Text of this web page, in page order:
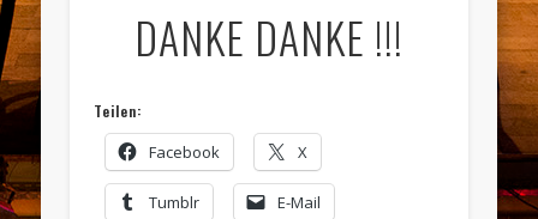
DANKE DANKE !!!
Teilen:
Facebook X
Tumblr E-Mail